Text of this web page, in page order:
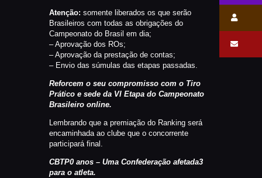
Atenção: somente liberados os que serão
Brasileiros com todas as obrigações do
Campeonato do Brasil em dia;
– Aprovação dos ROs;
– Aprovação da prestação de contas;
– Envio das súmulas das etapas passadas.
Reforcem o seu compromisso com o Tiro
Prático e sede da VI Etapa do Campeonato
Brasileiro online.
Lembrando que a premiação do Ranking será
encaminhada ao clube que o concorrente
participará final.
CBTP0 anos – Uma Confederação afetada3
para o atleta.